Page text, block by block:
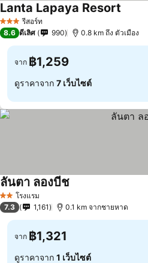
3 ดาว รีสอร์ท
Lanta Lapaya Resort
8.6 ดีเลิศ 990 0.8 km ถึง ตัวเมือง
จาก ฿1,259
ดูราคาจาก 7 เว็บไซต์
2 ดาวโรงแรม
ลันตา ลองบีช
7.3 1,161 0.1 km จากชายหาด
จาก ฿1,321
ดูราคาจาก 1 เว็บไซต์